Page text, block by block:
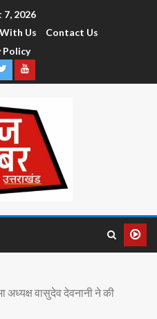
7, 2026
Us
Contact Us
Policy
अध्यक्ष वासुदेव देवनानी ने की